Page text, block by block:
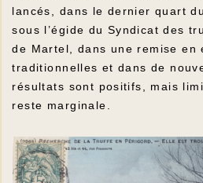
lancés, dans le dernier quart
sous l’égide du Syndicat des
de Martel, dans une remise en
traditionnelles et dans de
résultats sont positifs, mais
reste marginale.